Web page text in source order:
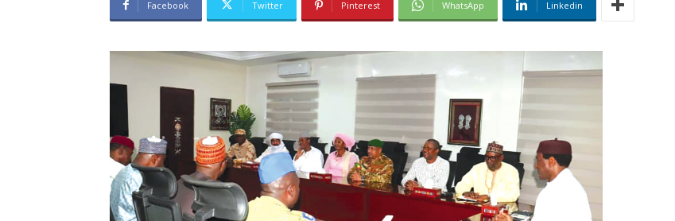
Facebook Twitter Pinterest WhatsApp Linkedin